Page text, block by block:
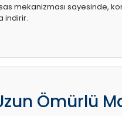
mekanizması sayesinde,
indirir.
Ömürlü